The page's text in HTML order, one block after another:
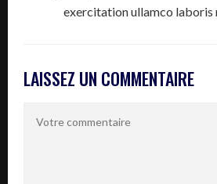
exercitation ullamco laboris
LAISSEZ UN COMMENTAIRE